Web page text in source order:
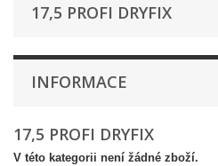
17,5 PROFI DRYFIX
INFORMACE
17,5 PROFI DRYFIX
V této kategorii není žádné zboží.